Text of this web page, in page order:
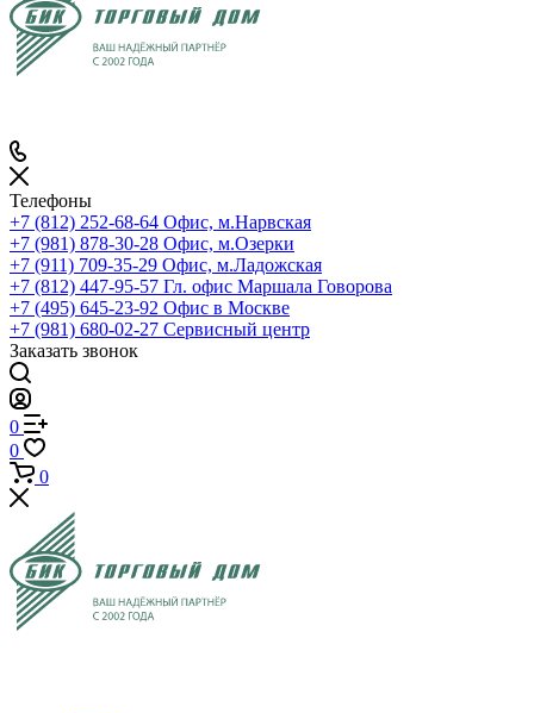
Телефоны
+7 (812) 252-68-64 Офис, м.Нарвская
+7 (981) 878-30-28 Офис, м.Озерки
+7 (911) 709-35-29 Офис, м.Ладожская
+7 (812) 447-95-57 Гл. офис Маршала Говорова
+7 (495) 645-23-92 Офис в Москве
+7 (981) 680-02-27 Сервисный центр
Заказать звонок
0
0
0